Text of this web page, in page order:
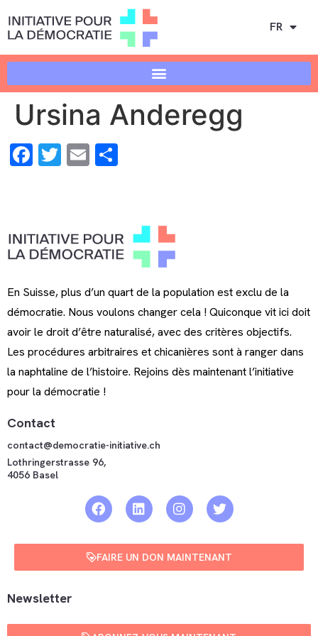
FR
Ursina Anderegg
Facebook
Twitter
Email
En Suisse, plus d’un quart de la population est exclu de la
démocratie. Nous voulons changer cela ! Quiconque vit ici doit
avoir le droit d’être naturalisé, avec des critères objectifs.
Les procédures arbitraires et chicanières sont à ranger dans
la naphtaline de l’histoire. Rejoins dès maintenant l’initiative
pour la démocratie !
Contact
contact@democratie-initiative.ch
Lothringerstrasse 96,
4056 Basel
FAIRE UN DON MAINTENANT
Newsletter